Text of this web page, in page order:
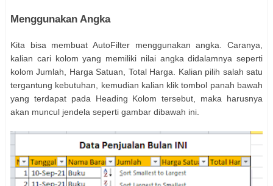
Menggunakan Angka
Kita bisa membuat AutoFilter menggunakan angka. Caranya,
kalian cari kolom yang memiliki nilai angka didalamnya seperti
kolom Jumlah, Harga Satuan, Total Harga. Kalian pilih salah satu
tergantung kebutuhan, kemudian kalian klik tombol panah bawah
yang terdapat pada Heading Kolom tersebut, maka harusnya
akan muncul jendela seperti gambar dibawah ini.